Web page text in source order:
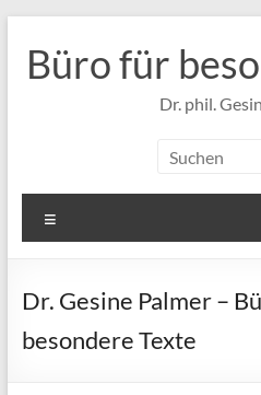
Inhalt
springen
Büro für
Dr. phil.
Dr. Gesine Palmer –
besondere Texte